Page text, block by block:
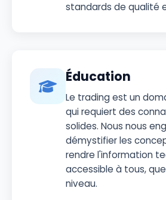
standards de qualité
Éducation
Le trading est un
qui requiert des
solides. Nous nous
démystifier les
rendre l'information
accessible à tous,
niveau.